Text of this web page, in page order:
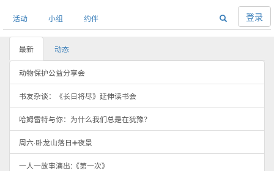
活动 小组 约伴 登录
最新 动态
动物保护公益分享会
书友杂谈：《长日将尽》延伸读书会
哈姆雷特与你：为什么我们总是在犹豫？
周六·卧龙山落日➕夜景
一人一故事演出:《第一次》